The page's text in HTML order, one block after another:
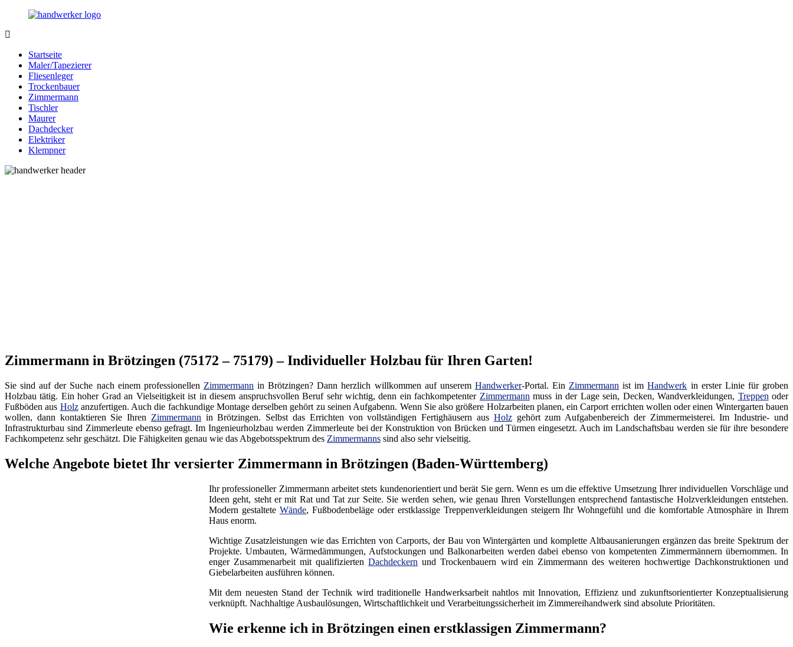
Zurück
Inhalt
Handwerker.de
Ihrer
Nähe
Startseite
Maler/Tapezierer
Fliesenleger
Trockenbauer
Zimmermann
Tischler
Maurer
Dachdecker
Elektriker
Klempner
Zimmermann in Brötzingen (75172 – 75179) – Individueller Holzbau für Ihren Garten!
Sie sind auf der Suche nach einem professionellen Zimmermann in Brötzingen? Dann herzlich willkommen auf unserem Handwerker-Portal. Ein Zimmermann ist imHandwerk in erster Linie für groben
Holzbau tätig. Ein hoher Grad an Vielseitigkeit ist in diesem anspruchsvollen Beruf sehr wichtig, denn ein fachkompetenter Zimmermann muss in der Lage sein, Decken, Wandverkleidungen, Treppen oder
Fußböden aus Holzanzufertigen. Auch die fachkundige Montage derselben gehört zu seinen Aufgabenn. Wenn Sie also größere Holzarbeiten planen, ein Carport errichten wollen oder einen Wintergarten bauen
wollen, dann kontaktieren Sie Ihren Zimmermann in Brötzingen. Selbst das Errichten von vollständigen Fertighäusern aus Holzgehört zum Aufgabenbereich der Zimmermeisterei. Im Industrie- und
Infrastrukturbau sind Zimmerleute ebenso gefragt. Im Ingenieurholzbau werden Zimmerleute bei der Konstruktion von Brücken und Türmen eingesetzt. Auch im Landschaftsbau werden sie für ihre besondere
Fachkompetenz sehr geschätzt. Die Fähigkeiten genau wie das Abgebotsspektrum des Zimmermanns sind also sehr vielseitig.
Welche Angebote bietet Ihr versierter Zimmermann in Brötzingen (Baden-Württemberg)
Ihr professioneller Zimmermann arbeitet stets kundenorientiert und berät Sie gern. Wenn es um die effektive Umsetzung Ihrer individuellen Vorschläge und
Ideen geht, steht er mit Rat und Tat zur Seite. Sie werden sehen, wie genau Ihren Vorstellungen entsprechend fantastische Holzverkleidungen entstehen.
Modern gestaltete Wände, Fußbodenbeläge oder erstklassige Treppenverkleidungen steigern Ihr Wohngefühl und die komfortable Atmosphäre in Ihrem
Haus enorm.
Wichtige Zusatzleistungen wie das Errichten von Carports, der Bau von Wintergärten und komplette Altbausanierungen ergänzen das breite Spektrum der
Projekte. Umbauten, Wärmedämmungen, Aufstockungen und Balkonarbeiten werden dabei ebenso von kompetenten Zimmermännern übernommen. In
enger Zusammenarbeit mit qualifiziertenDachdeckern und Trockenbauern wird ein Zimmermann des weiteren hochwertige Dachkonstruktionen und
Giebelarbeiten ausführen können.
Mit dem neuesten Stand der Technik wird traditionelle Handwerksarbeit nahtlos mit Innovation, Effizienz und zukunftsorientierter Konzeptualisierung
verknüpft. Nachhaltige Ausbaulösungen, Wirtschaftlichkeit und Verarbeitungssicherheit im Zimmereihandwerk sind absolute Prioritäten.
Wie erkenne ich in Brötzingen einen erstklassigen Zimmermann?